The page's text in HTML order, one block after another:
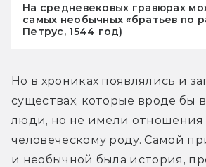
На средневековых гравюрах
самых необычных «братьев по
Петрус, 1544 год)
Но в хрониках появлялись и
существах, которые вроде бы
люди, но не имели отношения
человеческому роду. Самой
и необычной была история,